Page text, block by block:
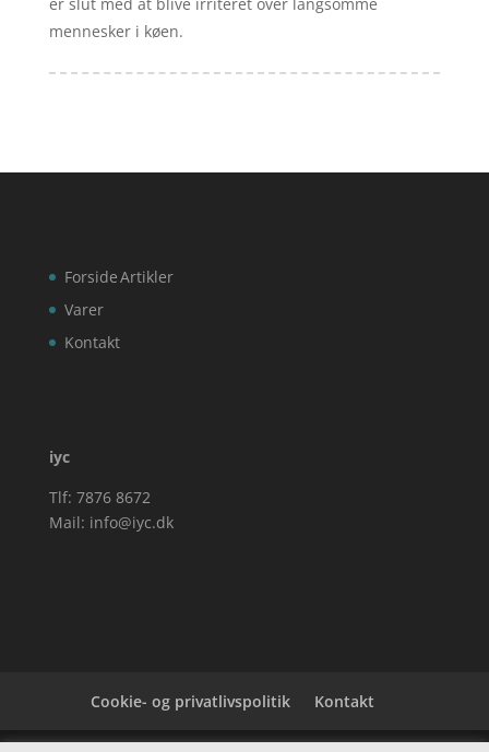
mennesker i køen.
Forside
Varer
Kontakt
Artikler
iyc
Tlf: 7876 8672
Mail: info@iyc.dk
Cookie- og privatlivspolitik Kontakt